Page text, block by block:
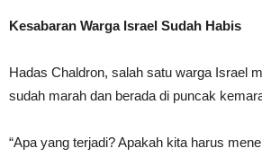
Kesabaran Warga Israel Sudah Habis
Hadas Chaldron, salah satu warga Israel
sudah marah dan berada di puncak
“Apa yang terjadi? Apakah kita harus